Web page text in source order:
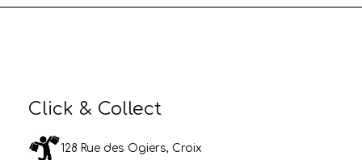
Click & Collect
128 Rue des Ogiers, Croix